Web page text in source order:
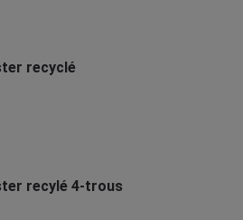
recyclé
recylé 4-trous